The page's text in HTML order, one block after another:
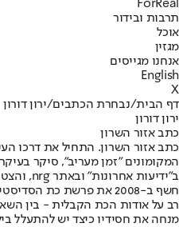
ForReal
תרבות ובידור
אוכל
מגזין
אנחנו מגייסים
English
X
דף הבית/נבחרת הכתבים/ירון דורון
ירון דורון
כתב אזור השרון
המקומונים "זמן מעריב", סיקר
ב"ידיעות אחרונות" ובאתר nrg, והצטרף לישראל היום ב-2018.
חשף ב-2008 את פרשת כת
רב על אודות הכת הקבלית - בין
מנחה את חסידיו כיצד יש להתעלל